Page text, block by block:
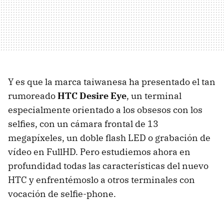
Y es que la marca taiwanesa ha presentado el tan
rumoreadoHTC Desire Eye, un terminal
especialmente orientado a los obsesos con los
selfies, con un cámara frontal de 13
megapíxeles, un doble flash LED o grabación de
vídeo en FullHD. Pero estudiemos ahora en
profundidad todas las características del nuevo
HTC y enfrentémoslo a otros terminales con
vocación de selfie-phone.